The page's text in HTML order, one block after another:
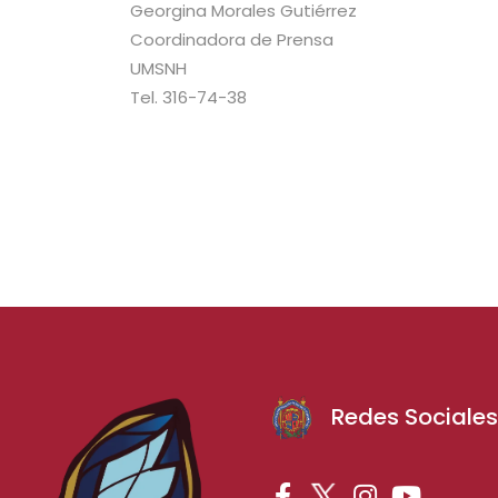
Georgina Morales Gutiérrez
Coordinadora de Prensa
UMSNH
Tel. 316-74-38
Redes Sociales